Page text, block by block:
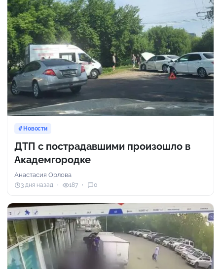
Новости
ДТП с пострадавшими произошло в
Академгородке
Анастасия Орлова
3 дня назад 187 0